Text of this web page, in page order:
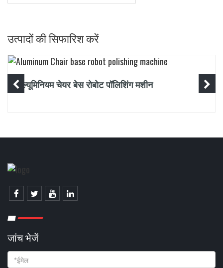
उत्पादों की सिफारिश करें
एल्यूमिनियम चेयर बेस रोबोट पॉलिशिंग मशीन
जांच भेजें